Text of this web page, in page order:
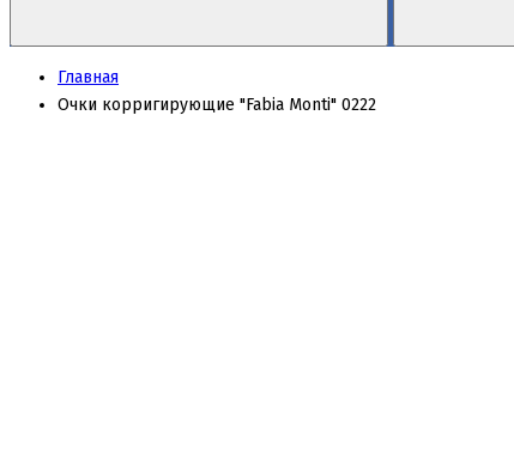
Главная
Очки корригирующие "Fabia Monti" 0222